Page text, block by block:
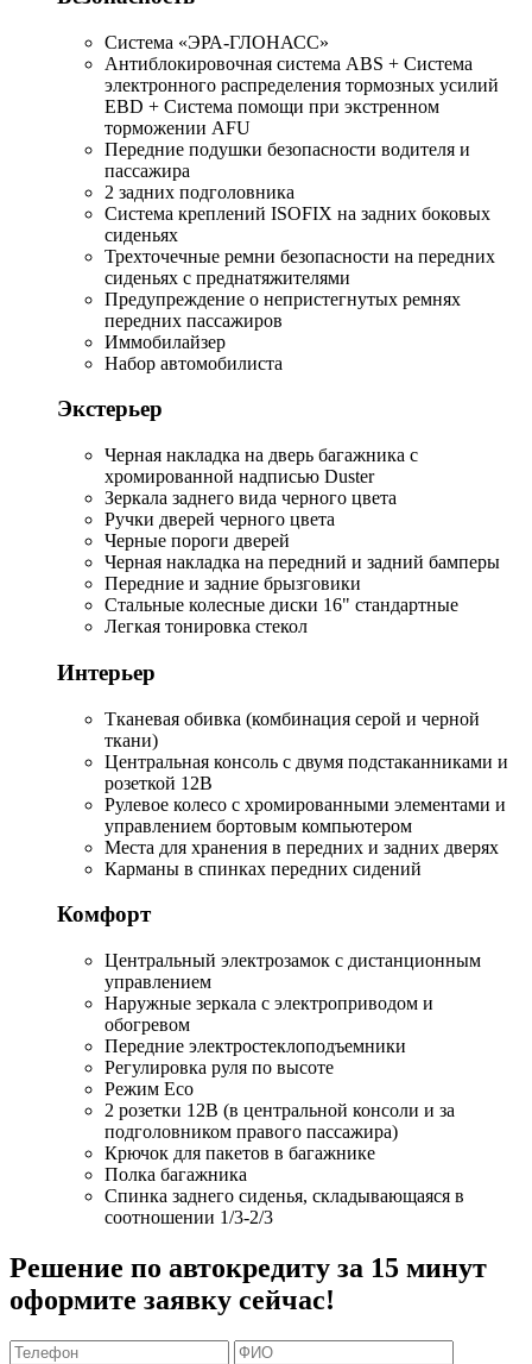
Система «ЭРА-ГЛОНАСС»
Антиблокировочная система ABS + Система
электронного распределения тормозных усилий
EBD + Система помощи при экстренном
торможении AFU
Передние подушки безопасности водителя и
пассажира
2 задних подголовника
Система креплений ISOFIX на задних боковых
сиденьях
Трехточечные ремни безопасности на передних
сиденьях с преднатяжителями
Предупреждение о непристегнутых ремнях
передних пассажиров
Иммобилайзер
Набор автомобилиста
Экстерьер
Черная накладка на дверь багажника с
хромированной надписью Duster
Зеркала заднего вида черного цвета
Ручки дверей черного цвета
Черные пороги дверей
Черная накладка на передний и задний бамперы
Передние и задние брызговики
Стальные колесные диски 16" стандартные
Легкая тонировка стекол
Интерьер
Тканевая обивка (комбинация серой и черной
ткани)
Центральная консоль с двумя подстаканниками и
розеткой 12В
Рулевое колесо с хромированными элементами и
управлением бортовым компьютером
Места для хранения в передних и задних дверях
Карманы в спинках передних сидений
Комфорт
Центральный электрозамок с дистанционным
управлением
Наружные зеркала с электроприводом и
обогревом
Передние электростеклоподъемники
Регулировка руля по высоте
Режим Eco
2 розетки 12В (в центральной консоли и за
подголовником правого пассажира)
Крючок для пакетов в багажнике
Полка багажника
Спинка заднего сиденья, складывающаяся в
соотношении 1/3-2/3
Решение по автокредиту за 15 минут
оформите заявку сейчас!